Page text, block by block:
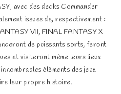
avec des decks Commander
issues de, respectivement :
VII, FINAL FANTASY X
de puissants sorts, feront
et visiteront même leurs lieux
éléments des jeux
leur propre histoire.